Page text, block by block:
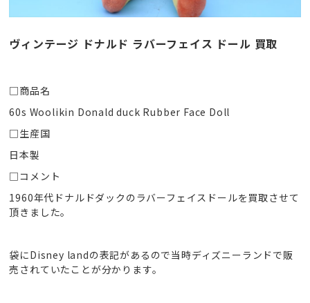
ヴィンテージ ドナルド ラバーフェイス ドール 買取
□商品名
60s Woolikin Donald duck Rubber Face Doll
□生産国
日本製
□コメント
1960年代ドナルドダックのラバーフェイスドールを買取させて
頂きました。
袋にDisney landの表記があるので当時ディズニーランドで販
売されていたことが分かります。